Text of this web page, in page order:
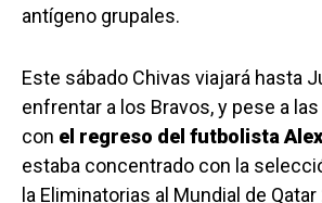
antígeno grupales.
Este sábado Chivas viajará hasta
enfrentar a los Bravos, y pese a
con el regreso del futbolista
estaba concentrado con la
la Eliminatorias al Mundial de Qatar